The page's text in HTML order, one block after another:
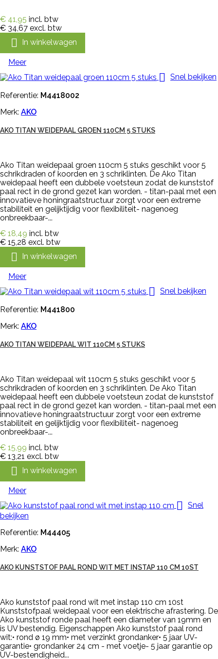
€ 41,95 incl. btw
€ 34,67 excl. btw
 In winkelwagen
Meer
 Snel bekijken
Referentie: M4418002
Merk: AKO
AKO TITAN WEIDEPAAL GROEN 110CM 5 STUKS
Ako Titan weidepaal groen 110cm 5 stuks geschikt voor 5
schrikdraden of koorden en 3 schriklinten. De Ako Titan
weidepaal heeft een dubbele voetsteun zodat de kunststof
paal rect in de grond gezet kan worden. - titan-paal met een
innovatieve honingraatstructuur zorgt voor een extreme
stabiliteit en gelijktijdig voor flexibiliteit- nagenoeg
onbreekbaar-...
€ 18,49 incl. btw
€ 15,28 excl. btw
 In winkelwagen
Meer
 Snel bekijken
Referentie: M441800
Merk: AKO
AKO TITAN WEIDEPAAL WIT 110CM 5 STUKS
Ako Titan weidepaal wit 110cm 5 stuks geschikt voor 5
schrikdraden of koorden en 3 schriklinten. De Ako Titan
weidepaal heeft een dubbele voetsteun zodat de kunststof
paal rect in de grond gezet kan worden. - titan-paal met een
innovatieve honingraatstructuur zorgt voor een extreme
stabiliteit en gelijktijdig voor flexibiliteit- nagenoeg
onbreekbaar-...
€ 15,99 incl. btw
€ 13,21 excl. btw
 In winkelwagen
Meer
 Snel
bekijken
Referentie: M44405
Merk: AKO
AKO KUNSTSTOF PAAL ROND WIT MET INSTAP 110 CM 10ST
Ako kunststof paal rond wit met instap 110 cm 10st
Kunststofpaal weidepaal voor een elektrische afrastering. De
Ako kunststof ronde paal heeft een diameter van 19mm en
is UV bestendig. Eigenschappen Ako kunststof paal rond
wit:• rond ø 19 mm• met verzinkt grondanker• 5 jaar UV-
garantie• grondanker 24 cm - met voetje- 5 jaar garantie op
UV-bestendigheid...